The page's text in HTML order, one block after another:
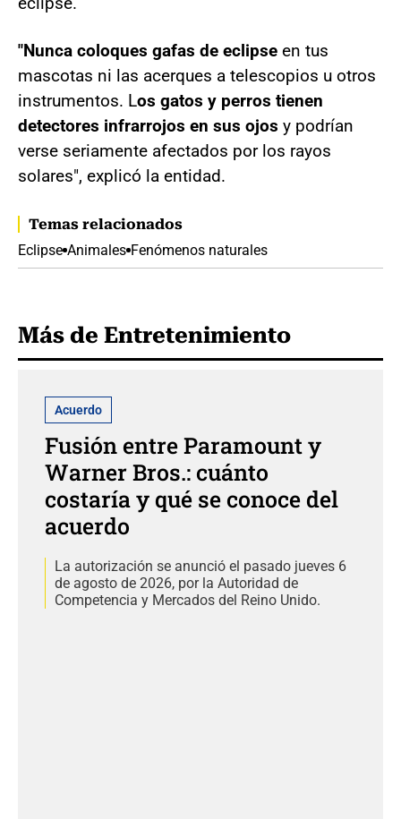
"Nunca coloques gafas de eclipse en tus
mascotas ni las acerques a telescopios u otros
instrumentos. Los gatos y perros tienen
detectores infrarrojos en sus ojos y podrían
verse seriamente afectados por los rayos
solares", explicó la entidad.
Temas relacionados
Eclipse Animales Fenómenos naturales
Más de Entretenimiento
Acuerdo
Fusión entre Paramount y
Warner Bros.: cuánto
costaría y qué se conoce del
acuerdo
La autorización se anunció el pasado jueves 6
de agosto de 2026, por la Autoridad de
Competencia y Mercados del Reino Unido.